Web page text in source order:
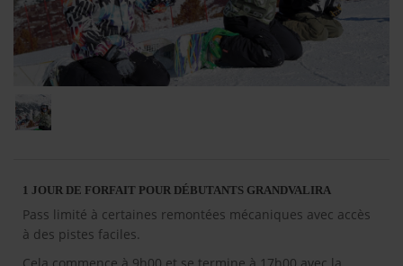
1 JOUR DE FORFAIT POUR DÉBUTANTS GRANDVALIRA
Pass limité à certaines remontées mécaniques avec accès
à des pistes faciles.
Cela commence à 9h00 et se termine à 17h00 avec la